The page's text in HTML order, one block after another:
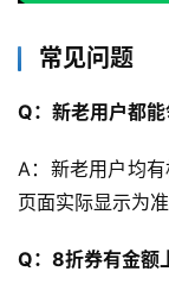
库
用
工
常见问题
Q：新老用户都能
A：新老用户均
页面实际显示为准
Q：8折券有金额